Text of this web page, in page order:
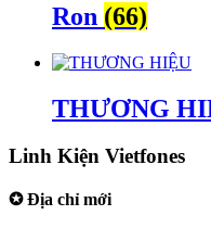
Ron (66)
THƯƠNG
Linh Kiện Vietfones
✪ Địa chỉ mới